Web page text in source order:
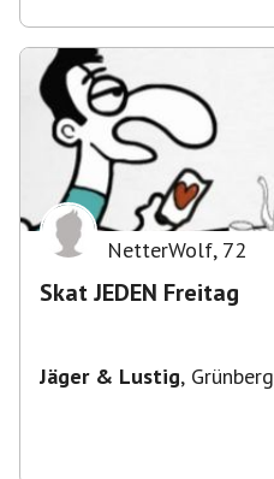
NetterWolf, 72
Skat JEDEN Freitag
Jäger & Lustig,